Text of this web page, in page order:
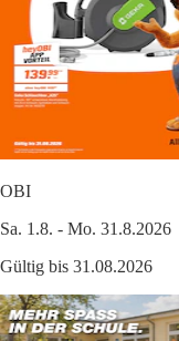
OBI
Sa. 1.8. - Mo. 31.8.2026
Gültig bis 31.08.2026